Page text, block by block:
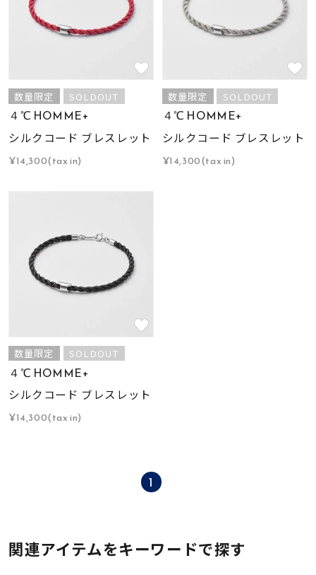
数量限定 SOLDOUT
４℃ HOMME+
シルクコード ブレスレット
¥14,300(tax in)
数量限定 SOLDOUT
４℃ HOMME+
シルクコード ブレスレット
¥14,300(tax in)
数量限定 SOLDOUT
４℃ HOMME+
シルクコード ブレスレット
¥14,300(tax in)
1
関連アイテムをキーワードで探す